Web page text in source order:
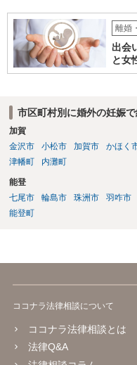
離婚
出会
と女
市区町村別に婚外の妊娠
加賀
金沢市
小松市 加賀市 かほく
津幡町
内灘町
能登
七尾市
輪島市 珠洲市 羽咋市
能登町
ココナラ法律相談について
ココナラ法律相談とは
法律Q&A